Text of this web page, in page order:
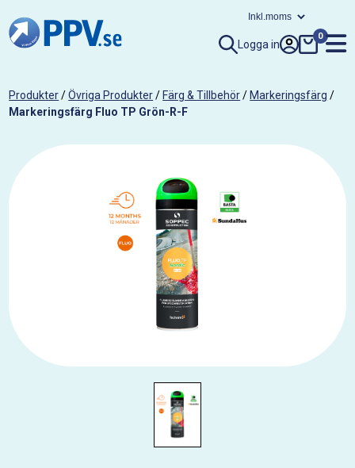
Logga in
0
Produkter/Övriga Produkter/ Färg & Tillbehör/ Markeringsfärg /
Markeringsfärg Fluo TP Grön-R-F